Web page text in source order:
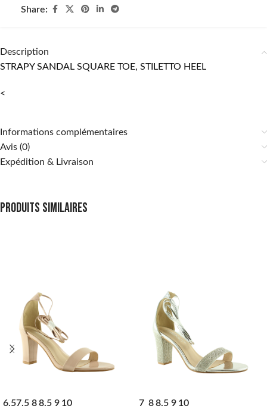
Share:
Description
STRAPY SANDAL SQUARE TOE, STILETTO HEEL
<
Informations complémentaires
Avis (0)
Expédition & Livraison
Produits similaires
6.57.5 8 8.5 9 10 7 8 8.5 9 10